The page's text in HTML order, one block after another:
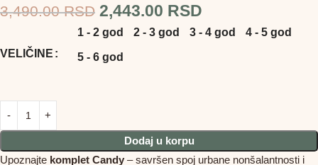
3,490.00RSD 2,443.00 RSD
VELIČINE
1 - 2 god 2 - 3 god 3 - 4 god 4 - 5 god
5 - 6 god
Dodaj u korpu
Upoznajte komplet Candy – savršen spoj urbane nonšalantnosti i